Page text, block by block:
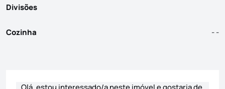
Divisões
Cozinha - -